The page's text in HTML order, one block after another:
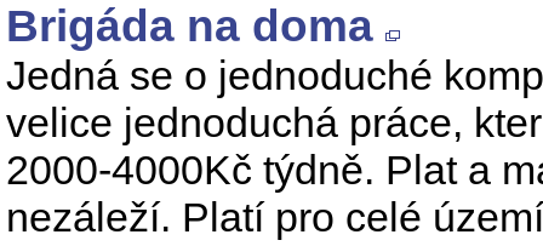
Brigáda na doma
Jedná se o jednoduché
velice jednoduchá práce,
2000-4000Kč týdně. Plat a
nezáleží. Platí pro celé